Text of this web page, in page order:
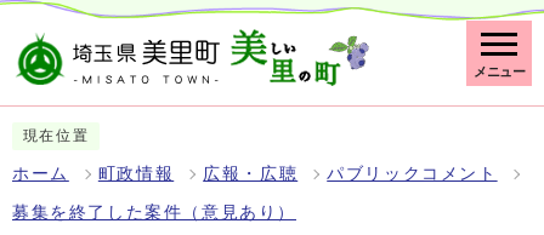
メニュー
現在位置
ホーム 町政情報 広報・広聴 パブリックコメント
募集を終了した案件（意見あり）